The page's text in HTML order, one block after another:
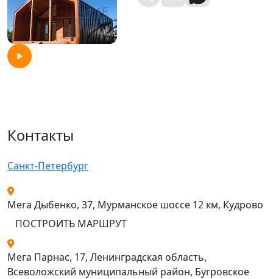
Контакты
Санкт-Петербург
Мега Дыбенко, 37, Мурманское шоссе 12 км, Кудрово
ПОСТРОИТЬ МАРШРУТ
Мега Парнас, 17, Ленинградская область,
Всеволожский муниципальный район, Бугровское